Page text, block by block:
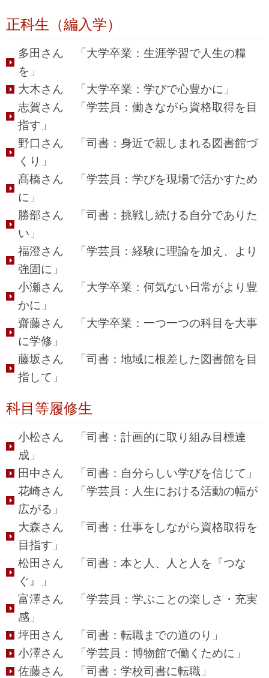
正科生（編入学）
多田さん 「大学卒業：生涯学習で人生の糧
を」
大木さん 「大学卒業：学びで心豊かに」
志賀さん 「学芸員：働きながら資格取得を目
指す」
野口さん 「司書：身近で親しまれる図書館づ
くり」
髙橋さん 「学芸員：学びを現場で活かすため
に」
勝部さん 「司書：挑戦し続ける自分でありた
い」
福澄さん 「学芸員：経験に理論を加え、より
強固に」
小瀬さん 「大学卒業：何気ない日常がより豊
かに」
齋藤さん 「大学卒業：一つ一つの科目を大事
に学修」
藤坂さん 「司書：地域に根差した図書館を目
指して」
科目等履修生
小松さん 「司書：計画的に取り組み目標達
成」
田中さん 「司書：自分らしい学びを信じて」
花崎さん 「学芸員：人生における活動の幅が
広がる」
大森さん 「司書：仕事をしながら資格取得を
目指す」
松田さん 「司書：本と人、人と人を『つな
ぐ』」
富澤さん 「学芸員：学ぶことの楽しさ・充実
感」
坪田さん 「司書：転職までの道のり」
小澤さん 「学芸員：博物館で働くために」
佐藤さん 「司書：学校司書に転職」